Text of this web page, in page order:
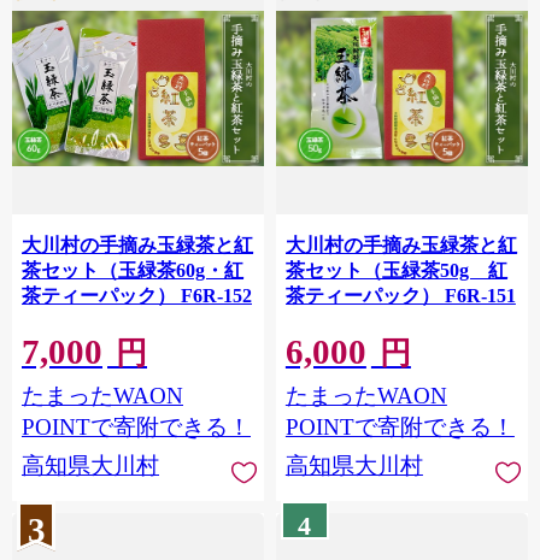
大川村の手摘み玉緑茶と紅
茶セット（玉緑茶60g・紅
茶ティーパック） F6R-152
7,000 円
たまったWAON
POINTで寄附できる！
高知県大川村
大川村の手摘み玉緑茶と紅
茶セット（玉緑茶50g 紅
茶ティーパック） F6R-151
6,000 円
たまったWAON
POINTで寄附できる！
高知県大川村
3 4